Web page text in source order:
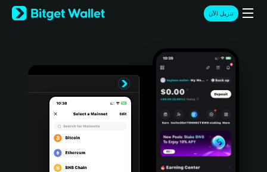
English
日本語
Türkçe
Português (Portugal)
تنزيل الآن